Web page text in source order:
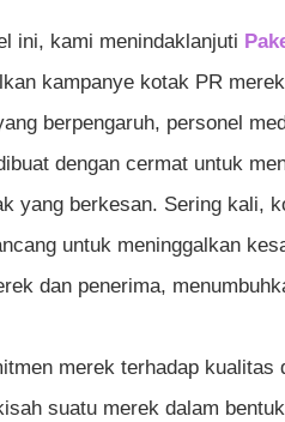
ini, kami menindaklanjuti
kampanye kotak PR
berpengaruh, personel
dengan cermat untuk
yang berkesan. Sering kali,
untuk meninggalkan
dan penerima,
merek terhadap kualitas
suatu merek dalam